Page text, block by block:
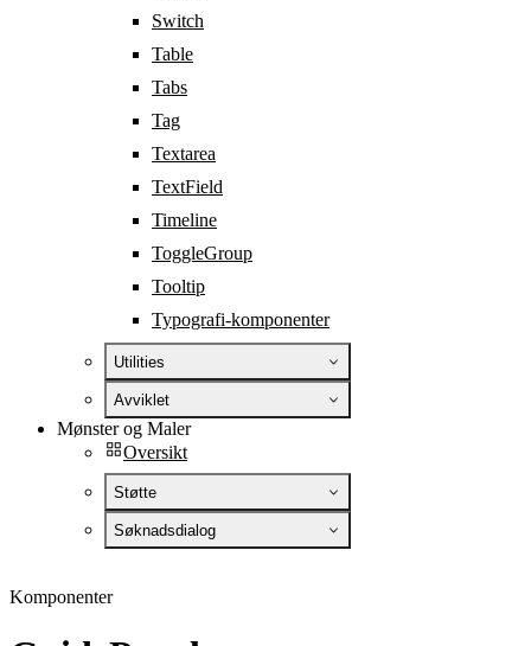
Switch
Table
Tabs
Tag
Textarea
TextField
Timeline
ToggleGroup
Tooltip
Typografi-komponenter
Utilities
Avviklet
Mønster og Maler
Oversikt
Støtte
Søknadsdialog
Komponenter